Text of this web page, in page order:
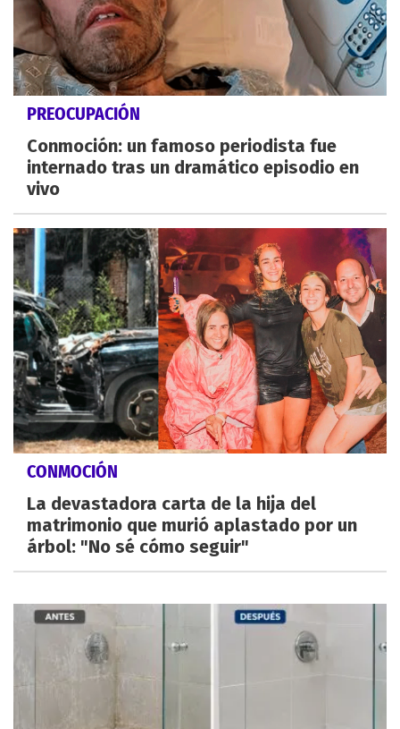
PREOCUPACIÓN
Conmoción: un famoso periodista fue
internado tras un dramático episodio en
vivo
CONMOCIÓN
La devastadora carta de la hija del
matrimonio que murió aplastado por un
árbol: "No sé cómo seguir"